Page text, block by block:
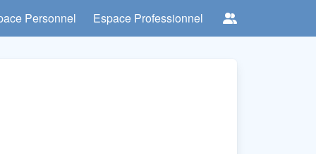
Personnel Espace Professionnel